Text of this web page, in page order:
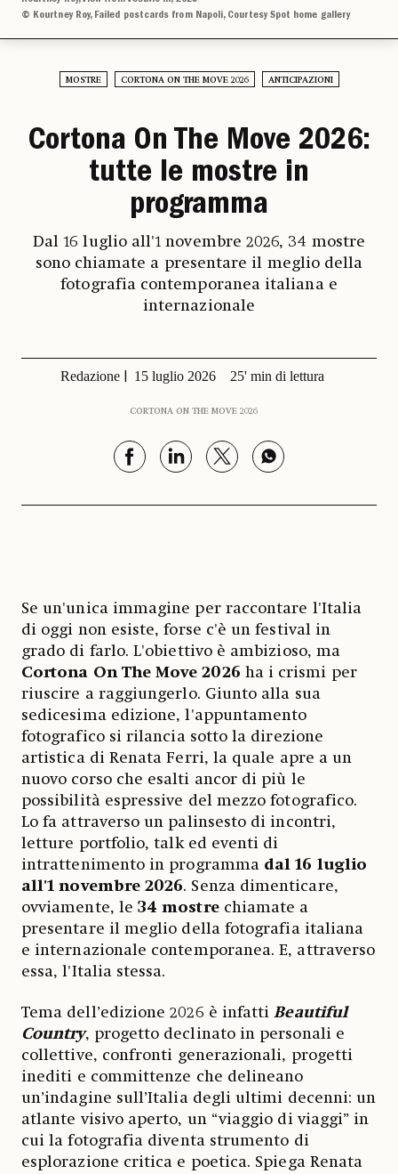
© Kourtney Roy, Failed postcards from Napoli, Courtesy Spot home gallery
MOSTRE CORTONA ON THE MOVE 2026 ANTICIPAZIONI
Cortona On The Move 2026:
tutte le mostre in
programma
Dal 16 luglio all'1 novembre 2026, 34 mostre
sono chiamate a presentare il meglio della
fotografia contemporanea italiana e
internazionale
Redazione 15 luglio 2026 25' min di lettura
CORTONA ON THE MOVE 2026
Se un'unica immagine per raccontare l'Italia
di oggi non esiste, forse c'è un festival in
grado di farlo. L'obiettivo è ambizioso, ma
Cortona On The Move 2026 ha i crismi per
riuscire a raggiungerlo. Giunto alla sua
sedicesima edizione, l'appuntamento
fotografico si rilancia sotto la direzione
artistica di Renata Ferri, la quale apre a un
nuovo corso che esalti ancor di più le
possibilità espressive del mezzo fotografico.
Lo fa attraverso un palinsesto di incontri,
letture portfolio, talk ed eventi di
intrattenimento in programma dal 16 luglio
all'1 novembre 2026. Senza dimenticare,
ovviamente, le34 mostre chiamate a
presentare il meglio della fotografia italiana
e internazionale contemporanea. E, attraverso
essa, l'Italia stessa.
Tema dell’edizione 2026 è infattiBeautiful
Country, progetto declinato in personali e
collettive, confronti generazionali, progetti
inediti e committenze che delineano
un’indagine sull’Italia degli ultimi decenni: un
atlante visivo aperto, un “viaggio di viaggi” in
cui la fotografia diventa strumento di
esplorazione critica e poetica. Spiega Renata